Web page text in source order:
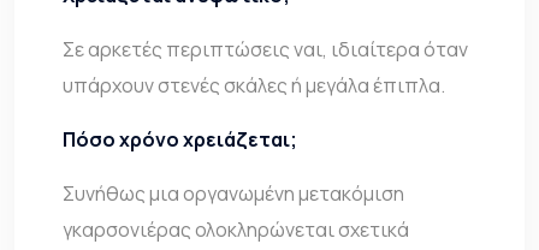
Σε αρκετές περιπτώσεις ναι, ιδιαίτερα όταν
υπάρχουν στενές σκάλες ή μεγάλα έπιπλα.
Πόσο χρόνο χρειάζεται;
Συνήθως μια οργανωμένη μετακόμιση
γκαρσονιέρας ολοκληρώνεται σχετικά